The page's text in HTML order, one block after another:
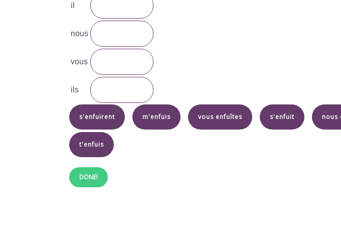
il
nous
vous
ils
s'enfuirent m'enfuis vous enfuîtes s'enfuit nous
t'enfuis
DONE!